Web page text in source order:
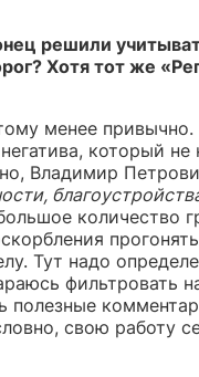
решили
Хотя тот же
менее привычно.
который
Владимир
количество
Тут надо
фильтровать
полезные
свою работу